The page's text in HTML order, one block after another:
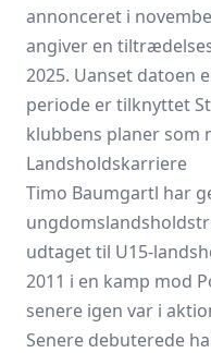
annonceret i
angiver en
2025. Uanset datoen
periode er tilknyttet
klubbens planer som
Landsholdskarriere
Timo Baumgartl har
udtaget til U15-
2011 i en kamp mod
senere igen var i
Senere debuterede